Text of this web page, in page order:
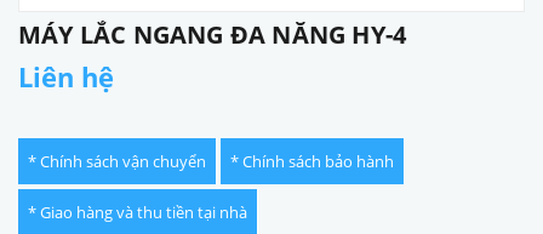
MÁY LẮC NGANG ĐA NĂNG HY-4
Liên hệ
* Chính sách vận chuyển * Chính sách bảo hành
* Giao hàng và thu tiền tại nhà